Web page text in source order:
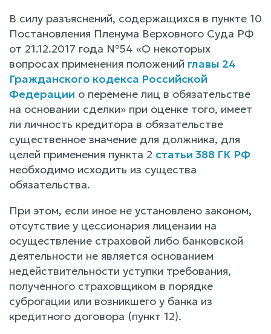
В силу разъяснений, содержащихся в пункте 10
Постановления Пленума Верховного Суда РФ
от 21.12.2017 года №54 «О некоторых
вопросах применения положений главы 24
Гражданского кодекса Российской
Федерации о перемене лиц в обязательстве
на основании сделки» при оценке того, имеет
ли личность кредитора в обязательстве
существенное значение для должника, для
целей применения пункта 2 статьи 388 ГК РФ
необходимо исходить из существа
обязательства.
При этом, если иное не установлено законом,
отсутствие у цессионария лицензии на
осуществление страховой либо банковской
деятельности не является основанием
недействительности уступки требования,
полученного страховщиком в порядке
суброгации или возникшего у банка из
кредитного договора (пункт 12).